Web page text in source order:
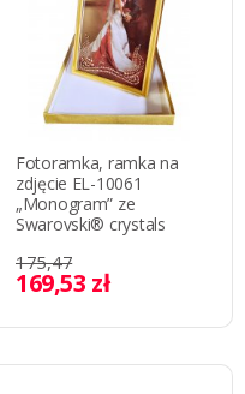
Fotoramka, ramka na
zdjęcie EL-10061
„Monogram” ze
Swarovski® crystals
175,47
169,53 zł